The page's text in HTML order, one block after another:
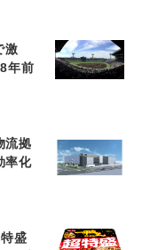
激
年前
流拠
率化
盛